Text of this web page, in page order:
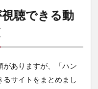
聴できる動
がありますが、「ハン
るサイトをまとめまし